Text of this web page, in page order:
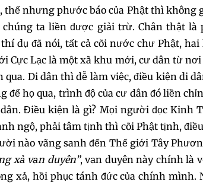
thế nhưng phước báo của Phật thì không
ta liền được giải trừ. Chân thật
dụ đã nói, tất cả cõi nước chư Phật,
Cực Lạc là một xã khu mới, cư dân từ nơi
qua. Di dân thì dễ làm việc, điều kiện di
họ qua, trình độ của cư dân đó liền
Điều kiện là gì? Mọi người đọc Kinh
ngộ, phải tâm tịnh thì cõi Phật tịnh,
nào vãng sanh đến Thế giới Tây
xả vạn duyên”, vạn duyên này chính là
xả, hồi phục tánh đức của chính mình.